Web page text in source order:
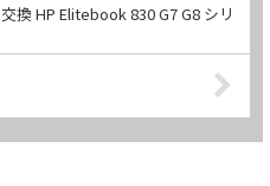
換 HP Elitebook 830 G7 G8 シリ